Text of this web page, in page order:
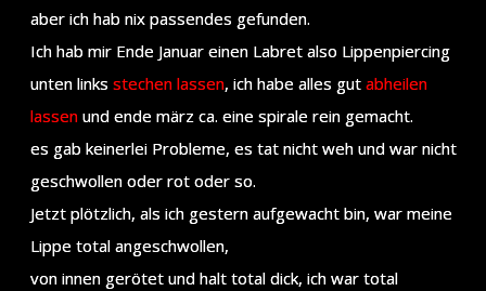
aber ich hab nix passendes gefunden.
Ich hab mir Ende Januar einen Labret also Lippenpiercing
unten links stechen lassen, ich habe alles gut abheilen
lassen und ende märz ca. eine spirale rein gemacht.
es gab keinerlei Probleme, es tat nicht weh und war nicht
geschwollen oder rot oder so.
Jetzt plötzlich, als ich gestern aufgewacht bin, war meine
Lippe total angeschwollen,
von innen gerötet und halt total dick, ich war total